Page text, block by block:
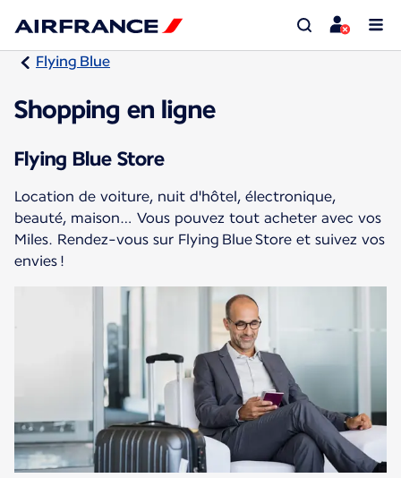
Flying Blue
Shopping en ligne
Flying Blue Store
Location de voiture, nuit d'hôtel, électronique,
beauté, maison… Vous pouvez tout acheter avec vos
Miles. Rendez-vous sur Flying Blue Store et suivez vos
envies !